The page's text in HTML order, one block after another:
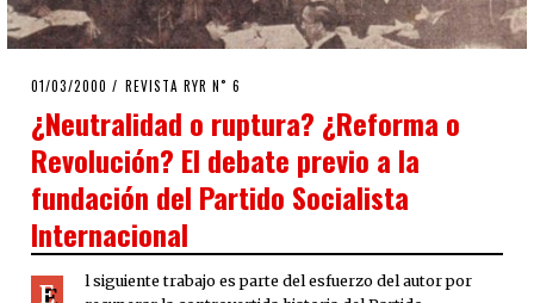
POSTED
01/03/2000 02/04/2020
REVISTA RYR N˚ 6
¿Neutralidad o ruptura? ¿Reforma o
Revolución? El debate previo a la
fundación del Partido Socialista
Internacional
E
l siguiente trabajo es parte del esfuerzo del autor por